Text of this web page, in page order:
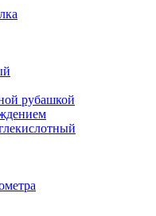
рубашкой